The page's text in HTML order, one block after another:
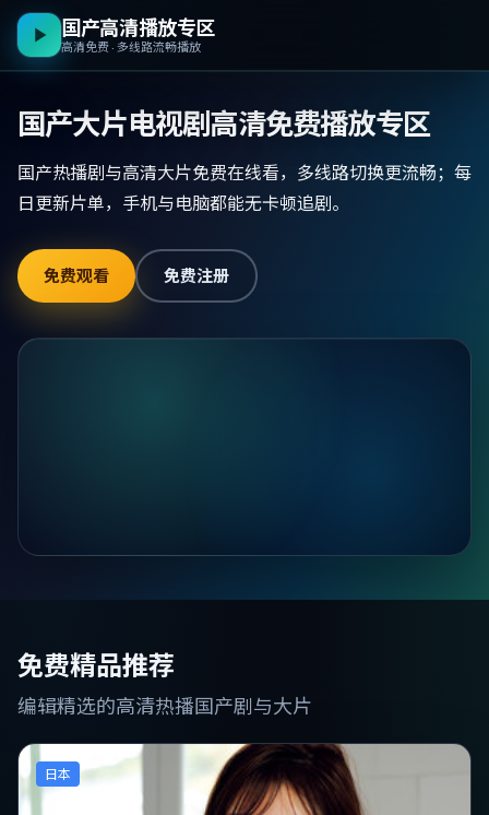
国产高清播放专区
高清免费 · 多线路流畅播放
国产大片电视剧高清免费播放专区
国产热播剧与高清大片免费在线看，多线路切换更流畅；每
日更新片单，手机与电脑都能无卡顿追剧。
免费观看 免费注册
免费精品推荐
编辑精选的高清热播国产剧与大片
日本